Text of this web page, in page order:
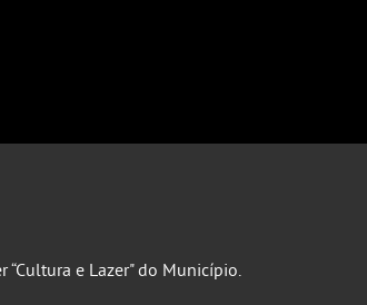
“Cultura e Lazer" do Município.